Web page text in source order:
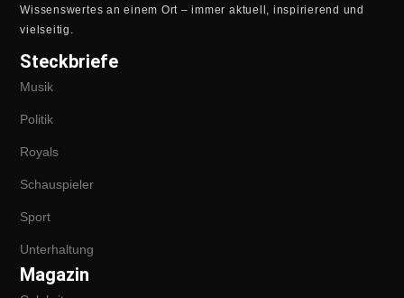
Wissenswertes an einem Ort – immer aktuell, inspirierend und
vielseitig.
Steckbriefe
Musik
Politik
Royals
Schauspieler
Sport
Unterhaltung
Magazin